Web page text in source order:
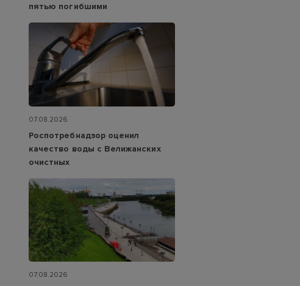
пятью погибшими
07.08.2026
Роспотребнадзор оценил
качество воды с Велижанских
очистных
07.08.2026